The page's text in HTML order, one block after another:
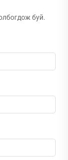
буй.